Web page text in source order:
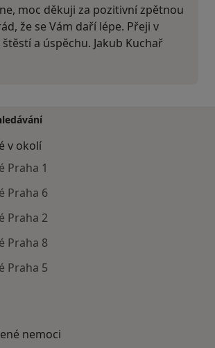
moc děkuji za pozitivní zpětnou
že se Vám daří lépe. Přeji v
a úspěchu. Jakub Kuchař
v okolí
Praha 1
Praha 6
Praha 2
Praha 8
Praha 5
nemoci